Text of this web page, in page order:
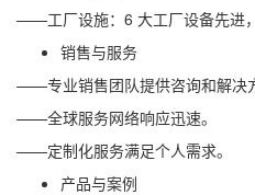
——工厂设施：6 大工厂设备先进
销售与服务
——专业销售团队提供咨询和解决
——全球服务网络响应迅速。
——定制化服务满足个人需求。
产品与案例